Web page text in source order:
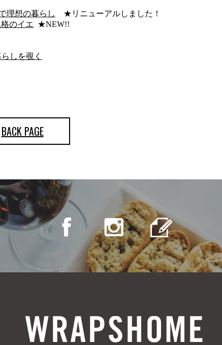
理想の暮らし
★リニューアルしました！
のイエ ★NEW!!
しを覗く
BACK PAGE